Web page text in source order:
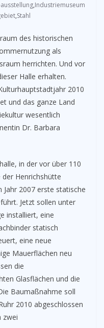
,Industriemuseum
,Stahl
des historischen
als
herrichten. Und vor
Halle erhalten.
2010
und das ganze Land
wesentlich
Dr. Barbara
in der vor über 110
der Henrichshütte
2007 erste statische
Jetzt sollen unter
installiert, eine
statisch
eine neue
Mauerflächen neu
die
Glasflächen und die
Baumaßnahme soll
2010 abgeschlossen
zwei